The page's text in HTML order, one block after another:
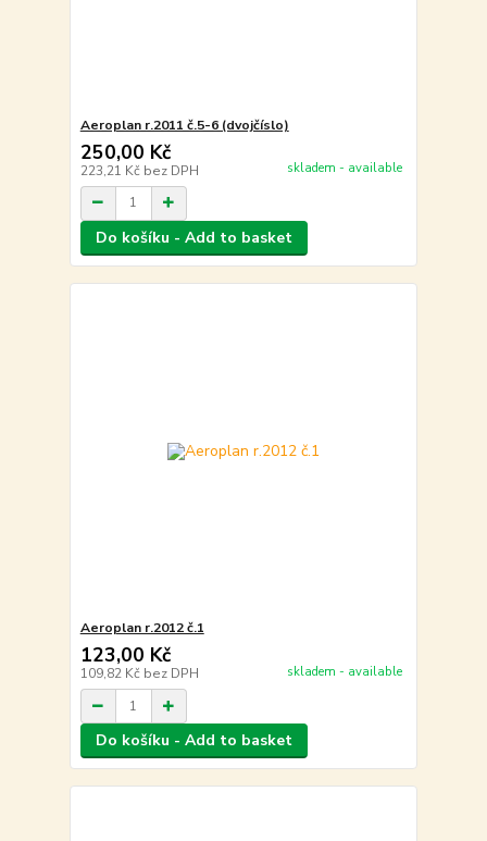
Aeroplan r.2011 č.5-6 (dvojčíslo)
250,00 Kč
223,21 Kč bez DPH skladem - available
Do košíku - Add to basket
Aeroplan r.2012 č.1
123,00 Kč
109,82 Kč bez DPH skladem - available
Do košíku - Add to basket